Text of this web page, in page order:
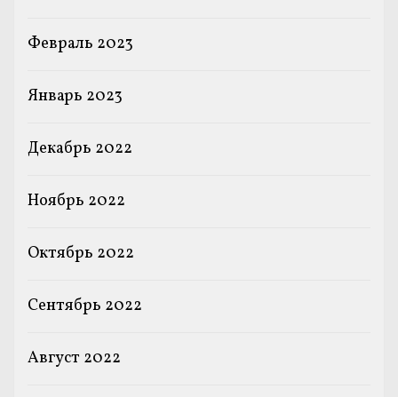
Февраль 2023
Январь 2023
Декабрь 2022
Ноябрь 2022
Октябрь 2022
Сентябрь 2022
Август 2022